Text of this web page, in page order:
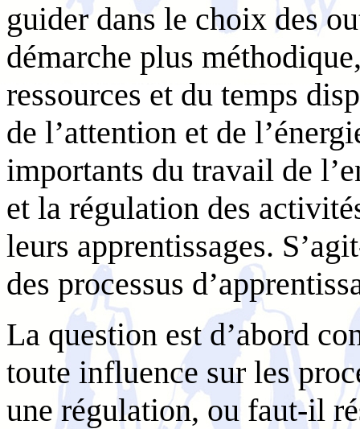
guider dans le choix des
démarche plus
ressources et du temps
de l’attention et de
importants du travail de
et la régulation des
leurs apprentissages.
des processus
La question est d’abord
toute influence sur les
une régulation, ou faut-il